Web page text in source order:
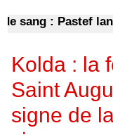
: Pastef lance
Kolda : la
Saint
signe de